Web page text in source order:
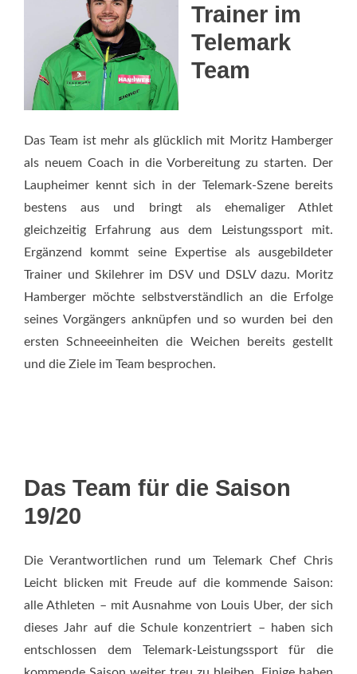
Trainer im
Telemark
Team
Das Team ist mehr als glücklich mit Moritz Hamberger
als neuem Coach in die Vorbereitung zu starten. Der
Laupheimer kennt sich in der Telemark-Szene bereits
bestens aus und bringt als ehemaliger Athlet
gleichzeitig Erfahrung aus dem Leistungssport mit.
Ergänzend kommt seine Expertise als ausgebildeter
Trainer und Skilehrer im DSV und DSLV dazu. Moritz
Hamberger möchte selbstverständlich an die Erfolge
seines Vorgängers anknüpfen und so wurden bei den
ersten Schneeeinheiten die Weichen bereits gestellt
und die Ziele im Team besprochen.
Das Team für die Saison
19/20
Die Verantwortlichen rund um Telemark Chef Chris
Leicht blicken mit Freude auf die kommende Saison:
alle Athleten – mit Ausnahme von Louis Uber, der sich
dieses Jahr auf die Schule konzentriert – haben sich
entschlossen dem Telemark-Leistungssport für die